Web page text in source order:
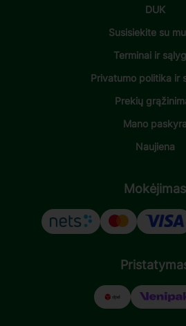
DUK
Susisiekite su
Terminai ir
Privatumo politika ir
Prekių
Mano paskyra
Naujiena
Mokėjimas